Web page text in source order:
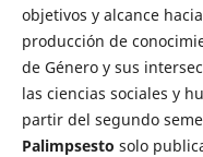
objetivos y alcance
producción de
de Género y sus
las ciencias sociales y
partir del segundo
Palimpsesto solo